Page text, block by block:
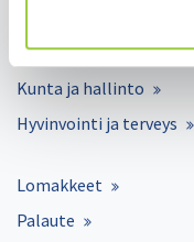
Työ ja elinkeinot
Kunta ja hallinto
Hyvinvointi ja terveys
Lomakkeet
Palaute